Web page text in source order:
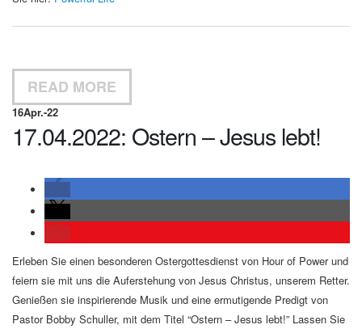
READ MORE
16Apr.-22
17.04.2022: Ostern – Jesus lebt!
Erleben Sie einen besonderen Ostergottesdienst von Hour of Power und
feiern sie mit uns die Auferstehung von Jesus Christus, unserem Retter.
Genießen sie inspirierende Musik und eine ermutigende Predigt von
Pastor Bobby Schuller, mit dem Titel “Ostern – Jesus lebt!” Lassen Sie